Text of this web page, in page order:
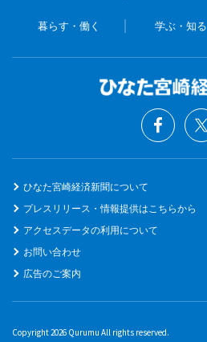
暮らす・働く 学ぶ・知る
ひなた宮崎経済新聞について
プレスリリース・情報提供はこちらから
アクセスデータの利用について
お問い合わせ
広告のご案内
Copyright 2026 Qurumu All rights reserved.